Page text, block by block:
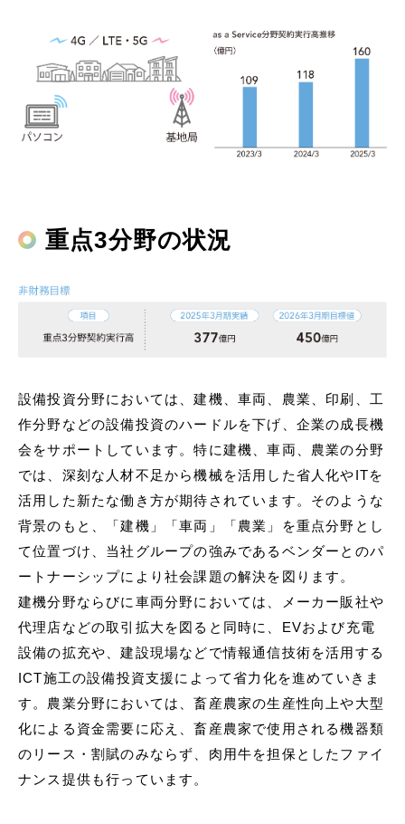
重点3分野の状況
設備投資分野においては、建機、車両、農業、印刷、工
作分野などの設備投資のハードルを下げ、企業の成長機
会をサポートしています。特に建機、車両、農業の分野
では、深刻な人材不足から機械を活用した省人化やITを
活用した新たな働き方が期待されています。そのような
背景のもと、「建機」「車両」「農業」を重点分野とし
て位置づけ、当社グループの強みであるベンダーとのパ
ートナーシップにより社会課題の解決を図ります。
建機分野ならびに車両分野においては、メーカー販社や
代理店などの取引拡大を図ると同時に、EVおよび充電
設備の拡充や、建設現場などで情報通信技術を活用する
ICT施工の設備投資支援によって省力化を進めていきま
す。農業分野においては、畜産農家の生産性向上や大型
化による資金需要に応え、畜産農家で使用される機器類
のリース・割賦のみならず、肉用牛を担保としたファイ
ナンス提供も行っています。